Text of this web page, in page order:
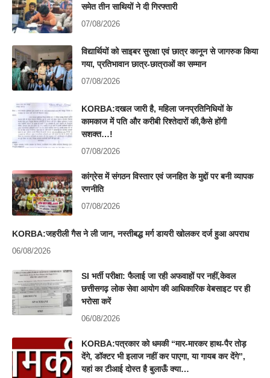
समेत तीन साथियों ने दी गिरफ्तारी
07/08/2026
विद्यार्थियों को साइबर सुरक्षा एवं छात्र कानून से जागरुक किया
गया, प्रतिभावान छात्र-छात्राओं का सम्मान
07/08/2026
KORBA:दखल जारी है, महिला जनप्रतिनिधियों के
कामकाज में पति और करीबी रिश्तेदारों की,कैसे होंगी
सशक्त…!
07/08/2026
कांग्रेस में संगठन विस्तार एवं जनहित के मुद्दों पर बनी व्यापक
रणनीति
07/08/2026
KORBA:जहरीली गैस ने ली जान, नस्तीबद्ध मर्ग डायरी खोलकर दर्ज हुआ अपराध
06/08/2026
SI भर्ती परीक्षा: फैलाई जा रही अफवाहों पर नहीं,केवल
छत्तीसगढ़ लोक सेवा आयोग की आधिकारिक वेबसाइट पर ही
भरोसा करें
06/08/2026
KORBA:पत्रकार को धमकी “मार-मारकर हाथ-पैर तोड़
देंगे, डॉक्टर भी इलाज नहीं कर पाएगा, या गायब कर देंगे”,
यहां का टीआई दोस्त है बुलाऊँ क्या…